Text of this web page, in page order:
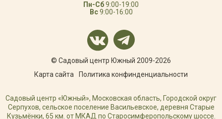
Пн-Сб9:00-19:00
Вс9:00-16:00
© Садовый центр Южный 2009-2026
Карта сайта
Политика конфинденциальности
Садовый центр «Южный», Московская область, Городской округ
Серпухов, сельское поселение Васильевское, деревня Старые
Кузьмёнки, 65 км. от МКАД по Старосимферопольскому шоссе.